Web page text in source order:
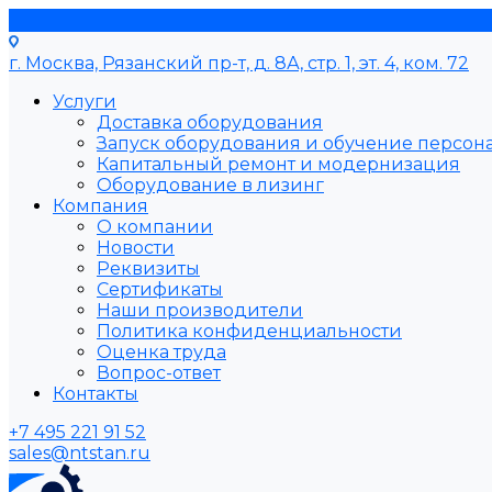
г. Москва, Рязанский пр-т, д. 8А, стр. 1, эт. 4, ком. 72
Услуги
Доставка оборудования
Запуск оборудования и обучение
Капитальный ремонт и модернизация
Оборудование в лизинг
Компания
О компании
Новости
Реквизиты
Сертификаты
Наши производители
Политика конфиденциальности
Оценка труда
Вопрос-ответ
Контакты
+7 495 221 91 52
sales@ntstan.ru